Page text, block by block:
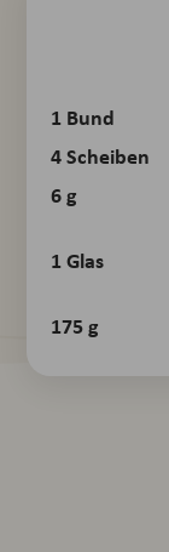
1 Bund
4Scheiben
6g
1Glas
175g